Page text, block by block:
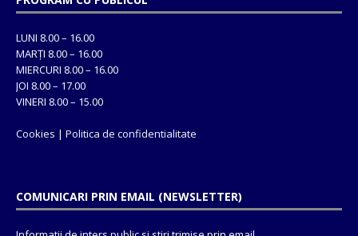
LUNI 8.00 – 16.00
MARȚI 8.00 – 16.00
MIERCURI 8.00 – 16.00
JOI 8.00 – 17.00
VINERI 8.00 – 15.00
Cookies | Politica de confidentialitate
COMUNICARI PRIN EMAIL (NEWSLETTER)